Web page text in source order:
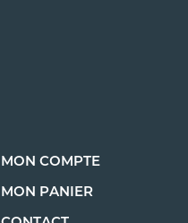
MON COMPTE
MON PANIER